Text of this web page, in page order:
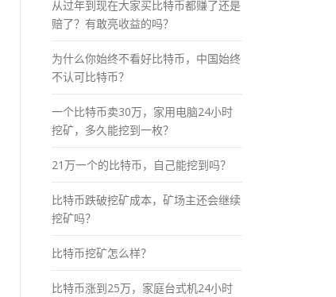
从过年到现在大家买比特币都赚了还是
赔了？有敢亮收益的吗？
为什么你始终不看好比特币，中国始终
不认可比特币？
一个比特币卖30万，家用电脑24小时
挖矿，多久能挖到一枚？
21万一个的比特币，自己能挖到吗？
比特币跌破挖矿成本，矿场主还会继续
挖矿吗？
比特币挖矿怎么样？
比特币涨到25万，家庭台式机24小时